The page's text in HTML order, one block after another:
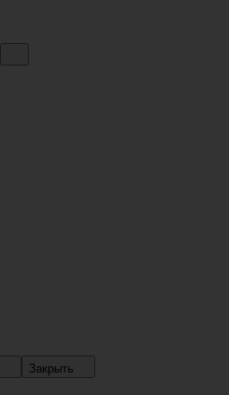
Закрыть